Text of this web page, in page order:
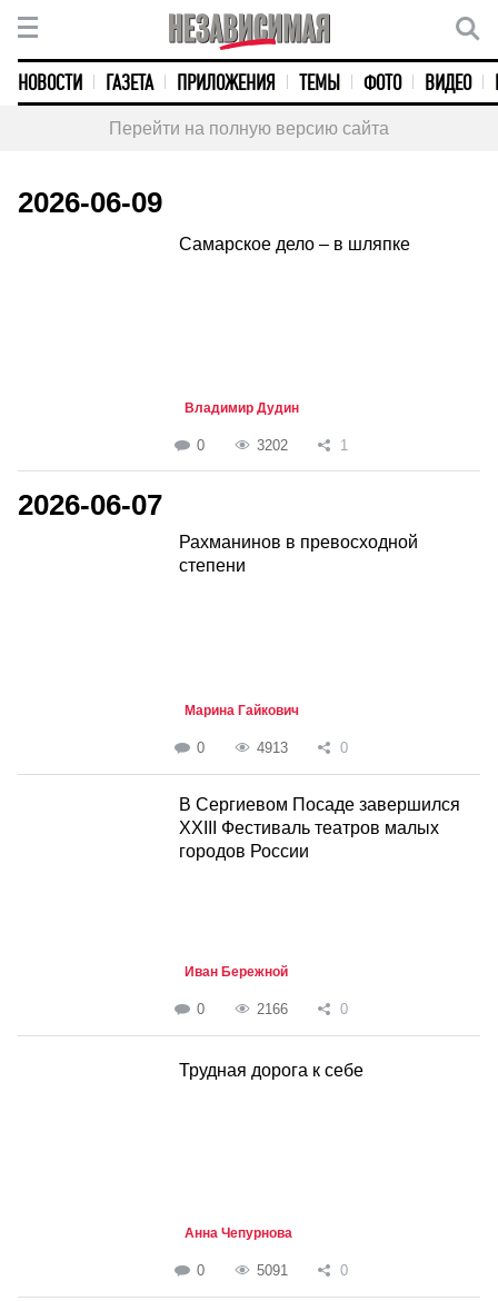
НОВОСТИ ГАЗЕТА ПРИЛОЖЕНИЯ ТЕМЫ ФОТО ВИДЕО
Перейти на полную версию сайта
2026-06-09
Самарское дело – в шляпке
Владимир Дудин
0 3202 1
2026-06-07
Рахманинов в превосходной
степени
Марина Гайкович
0 4913 0
В Сергиевом Посаде завершился
XXIII Фестиваль театров малых
городов России
Иван Бережной
0 2166 0
Трудная дорога к себе
Анна Чепурнова
0 5091 0